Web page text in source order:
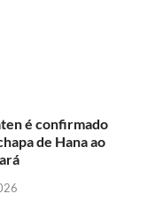
é confirmado
de Hana ao